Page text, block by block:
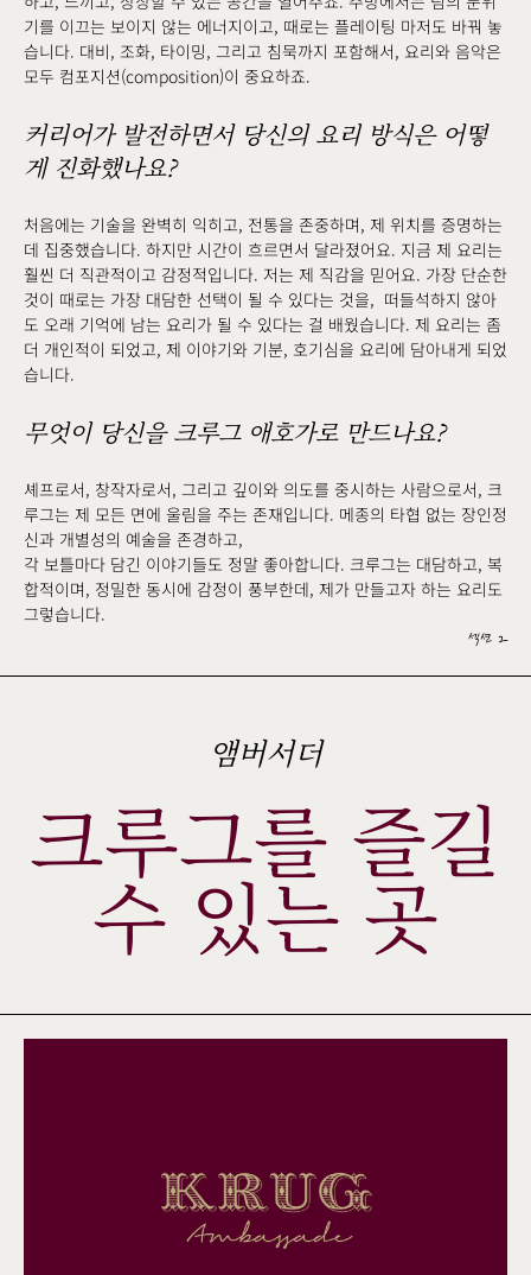
기를 이끄는 보이지 않는 에너지이고, 때로는 플레이팅 마저도 바꿔 놓
습니다. 대비, 조화, 타이밍, 그리고 침묵까지 포함해서, 요리와 음악은
모두 컴포지션(composition)이 중요하죠.
커리어가 발전하면서 당신의 요리 방식은 어떻
게 진화했나요?
처음에는 기술을 완벽히 익히고, 전통을 존중하며, 제 위치를 증명하는
데 집중했습니다. 하지만 시간이 흐르면서 달라졌어요. 지금 제 요리는
훨씬 더 직관적이고 감정적입니다. 저는 제 직감을 믿어요. 가장 단순한
것이 때로는 가장 대담한 선택이 될 수 있다는 것을, 떠들석하지 않아
도 오래 기억에 남는 요리가 될 수 있다는 걸 배웠습니다. 제 요리는 좀
더 개인적이 되었고, 제 이야기와 기분, 호기심을 요리에 담아내게 되었
습니다.
무엇이 당신을 크루그 애호가로 만드나요?
셰프로서, 창작자로서, 그리고 깊이와 의도를 중시하는 사람으로서, 크
루그는 제 모든 면에 울림을 주는 존재입니다. 메종의 타협 없는 장인정
신과 개별성의 예술을 존경하고,
각 보틀마다 담긴 이야기들도 정말 좋아합니다. 크루그는 대담하고, 복
합적이며, 정밀한 동시에 감정이 풍부한데, 제가 만들고자 하는 요리도
그렇습니다. 섹션 2
앰버서더
크루그를 즐길
수 있는 곳